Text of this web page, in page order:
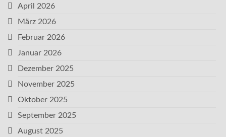
April 2026
März 2026
Februar 2026
Januar 2026
Dezember 2025
November 2025
Oktober 2025
September 2025
August 2025